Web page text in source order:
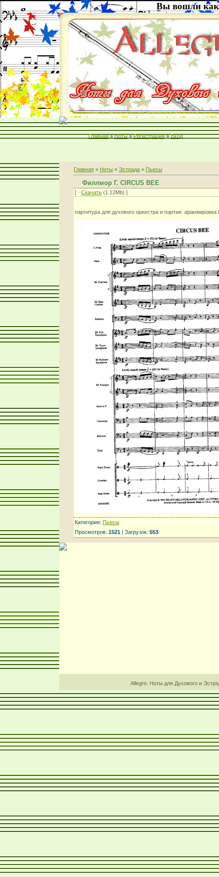
Вы вошли как
Главная » Ноты » Регистрация » Вход
Главная » Ноты » Эстрада » Пьесы
Филлмор Г. CIRCUS BEE
[ · Скачать (1.12Mb) ]
партитура для духового оркестра и партии.
Категория: Пьесы
Просмотров: 1521 | Загрузок: 553
Allegro. Ноты для Духового и